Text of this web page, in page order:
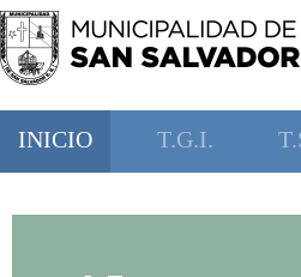
INICIO T.G.I.